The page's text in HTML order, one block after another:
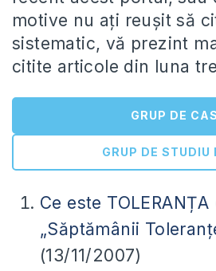
motive nu aţi reuşit să
sistematic, vă prezint
citite articole din luna
GRUP DE
GRUP DE STUDIU
Ce este
„Săptămânii
(13/11/2007)